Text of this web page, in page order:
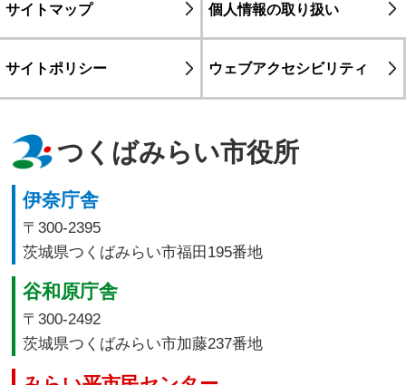
サイトマップ 個人情報の取り扱い
サイトポリシー ウェブアクセシビリティ
つくばみらい市役所
伊奈庁舎
〒300-2395
茨城県つくばみらい市福田195番地
谷和原庁舎
〒300-2492
茨城県つくばみらい市加藤237番地